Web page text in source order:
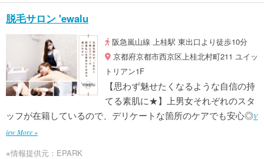
脱毛サロン 'ewalu
阪急嵐山線 上桂駅 東出口より徒歩10分
京都府京都市西京区上桂北村町211 ユイッ
トリアン1F
【思わず魅せたくなるような自信の持
てる素肌に★】上男女それぞれのスタ
ッフが在籍しているので、デリケートな箇所のケアでも安心◎V
iew More »
※情報提供元：EPARK